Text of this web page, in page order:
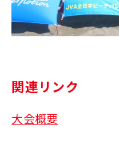
関連リンク
大会概要